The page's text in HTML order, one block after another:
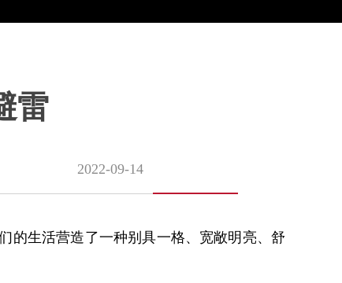
雷
2022-09-14
生活营造了一种别具一格、宽敞明亮、舒